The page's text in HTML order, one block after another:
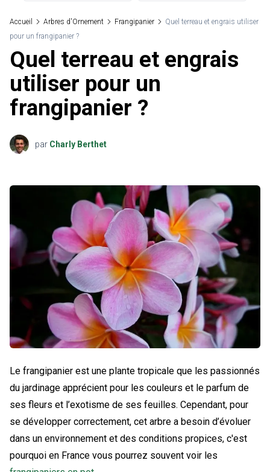
Accueil Arbres d'Ornement Frangipanier
Quel terreau et engrais utiliser
pour un frangipanier ?
Quel terreau et engrais
utiliser pour un
frangipanier ?
par Charly Berthet
Le frangipanier est une plante tropicale que les passionnés
du jardinage apprécient pour les couleurs et le parfum de
ses fleurs et l’exotisme de ses feuilles. Cependant, pour
se développer correctement, cet arbre a besoin d’évoluer
dans un environnement et des conditions propices, c'est
pourquoi en France vous pourrez souvent voir les